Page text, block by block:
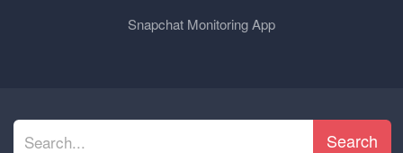
Snapchat Monitoring App
Search